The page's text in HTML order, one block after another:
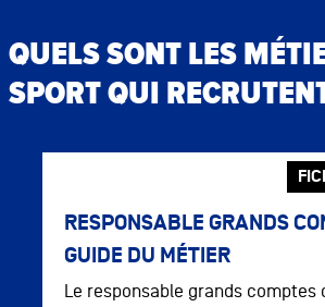
QUELS SONT LES
SPORT QUI
RESPONSABLE GRANDS
GUIDE DU MÉTIER
Le responsable grands comptes